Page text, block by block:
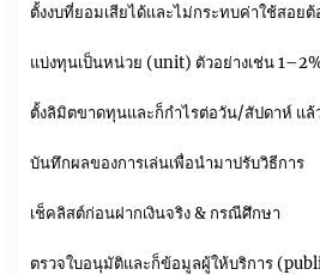
ตั้งงบที่ยอมเสียได้และไม่กระทบค่าใช้สอยต้
แบ่งทุนเป็นหน่วย (unit) ตัวอย่างเช่น
ตั้งลิมิตขาดทุนและก็กำไรต่อวัน/สัปดาห์ แล้
บันทึกผลของการเล่นเพื่อนำมาปรับวิธีการ
เช็คลิสต์ก่อนฝากเงินจริง & กรณีศึกษา
ตรวจใบอนุมัติและก็ข้อมูลผู้ให้บริการ